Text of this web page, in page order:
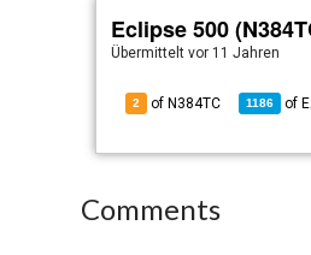
Eclipse 500
Übermitteltvor 11 Jahren
2 of N384TC 1186 of
Comments